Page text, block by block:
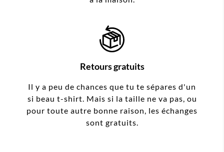
Retours gratuits
Il y a peu de chances que tu te sépares d'un
si beau t-shirt. Mais si la taille ne va pas, ou
pour toute autre bonne raison, les échanges
sont gratuits.